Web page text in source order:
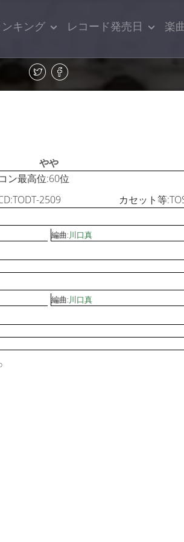
ンキング レコード発売日 楽
やや
ン最高位:60位
2509 カセット等
編曲:川口真
編曲:川口真